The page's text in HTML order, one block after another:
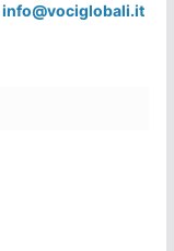
info@vociglobali.it